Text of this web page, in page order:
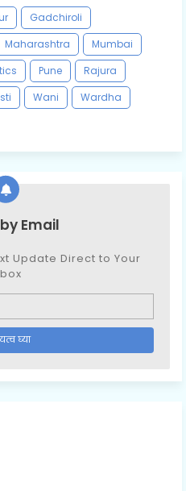
Gadchiroli
Maharashtra
Mumbai
Pune
Rajura
Wani
Wardha
Email
Update Direct to Your